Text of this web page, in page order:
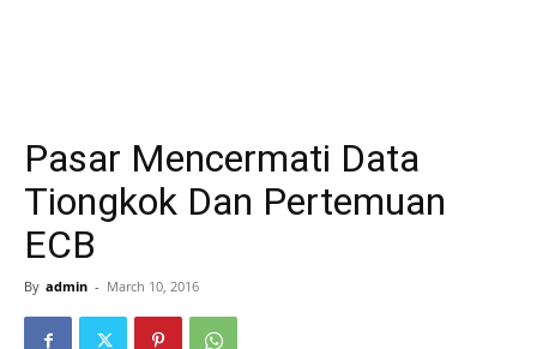
Pasar Mencermati Data
Tiongkok Dan Pertemuan
ECB
By admin - March 10, 2016